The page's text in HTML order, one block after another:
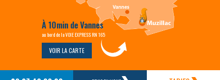
À 10min de Vannes
au bord de la VOIE EXPRESS RN 165
VOIR LA CARTE